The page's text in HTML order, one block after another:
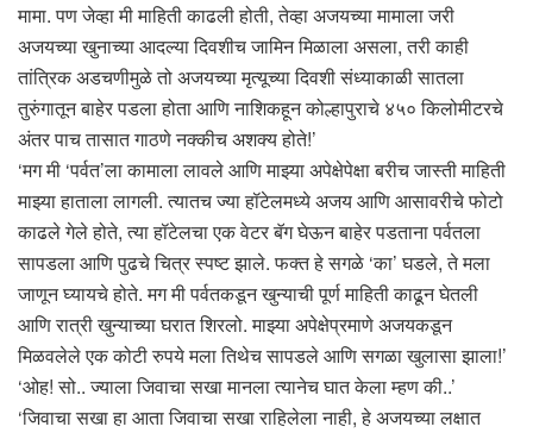
मामा. पण जेव्हा मी माहिती काढली होती, तेव्हा अजयच्या मामाला जरी
अजयच्या खुनाच्या आदल्या दिवशीच जामिन मिळाला असला, तरी काही
तांत्रिक अडचणीमुळे तो अजयच्या मृत्यूच्या दिवशी संध्याकाळी सातला
तुरुंगातून बाहेर पडला होता आणि नाशिकहून कोल्हापुराचे ४५० किलोमीटरचे
अंतर पाच तासात गाठणे नक्कीच अशक्य होते!’
‘मग मी ‘पर्वत’ला कामाला लावले आणि माझ्या अपेक्षेपेक्षा बरीच जास्ती माहिती
माझ्या हाताला लागली. त्यातच ज्या हॉटेलमध्ये अजय आणि आसावरीचे फोटो
काढले गेले होते, त्या हॉटेलचा एक वेटर बॅग घेऊन बाहेर पडताना पर्वतला
सापडला आणि पुढचे चित्र स्पष्ट झाले. फक्त हे सगळे ‘का’ घडले, ते मला
जाणून घ्यायचे होते. मग मी पर्वतकडून खुन्याची पूर्ण माहिती काढून घेतली
आणि रात्री खुन्याच्या घरात शिरलो. माझ्या अपेक्षेप्रमाणे अजयकडून
मिळवलेले एक कोटी रुपये मला तिथेच सापडले आणि सगळा खुलासा झाला!’
‘ओह! सो.. ज्याला जिवाचा सखा मानला त्यानेच घात केला म्हण की..’
‘जिवाचा सखा हा आता जिवाचा सखा राहिलेला नाही, हे अजयच्या लक्षात